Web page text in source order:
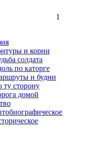
1
и корни
солдата
по каторге
и будни
ту сторону
домой